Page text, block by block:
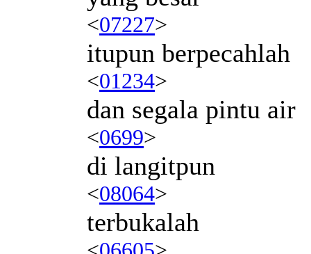
<07227>
itupun berpecahlah
<01234>
dan segala pintu air
<0699>
di langitpun
<08064>
terbukalah